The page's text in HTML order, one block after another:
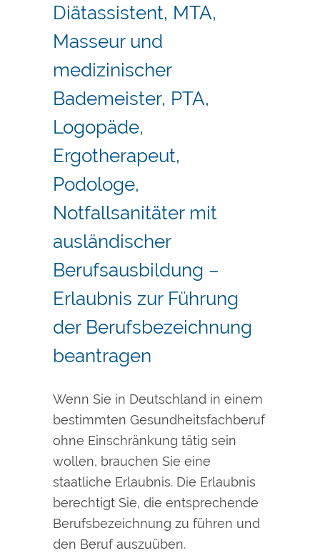
Diätassistent, MTA,
Masseur und
medizinischer
Bademeister, PTA,
Logopäde,
Ergotherapeut,
Podologe,
Notfallsanitäter mit
ausländischer
Berufsausbildung –
Erlaubnis zur Führung
der Berufsbezeichnung
beantragen
Wenn Sie in Deutschland in einem
bestimmten Gesundheitsfachberuf
ohne Einschränkung tätig sein
wollen, brauchen Sie eine
staatliche Erlaubnis. Die Erlaubnis
berechtigt Sie, die entsprechende
Berufsbezeichnung zu führen und
den Beruf auszuüben.